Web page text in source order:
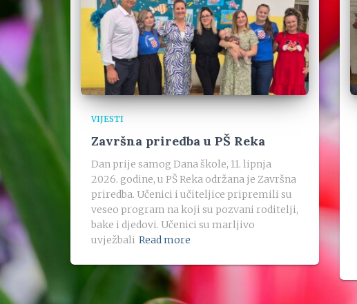
VIJESTI
Završna priredba u PŠ Reka
Dan prije samog Dana škole, 11. lipnja
2026. godine, u PŠ Reka održana je Završna
priredba. Učenici i učiteljice pripremili su
veseo program na koji su pozvani roditelji,
bake i djedovi. Učenici su marljivo
uvježbali Read more